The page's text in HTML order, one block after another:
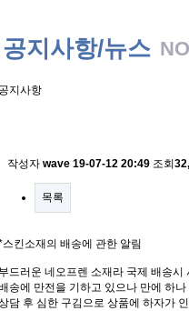
공지사항/뉴스
공지사항
작성자 wave 19-07-12 20:49 조회
목록
스킨소재의 배송에 관한 알림
부드러운 네오프렌 소재라 국제 배송
송에 만전을 기하고 있으나 만에 하
담 후 심한 구김으로 상품에 하자가